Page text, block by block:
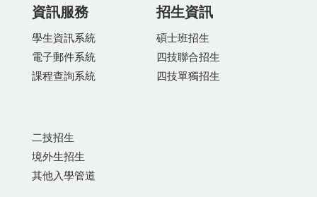
資訊服務
學生資訊系統
電子郵件系統
課程查詢系統
招生資訊
碩士班招生
四技聯合招生
四技單獨招生
二技招生
境外生招生
其他入學管道